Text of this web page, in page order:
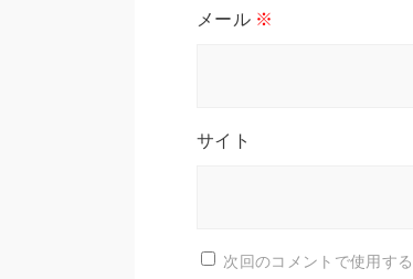
メール ※
サイト
次回のコメントで使用す